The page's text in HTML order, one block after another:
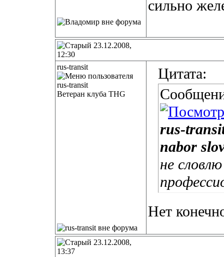
сильно
23.12.2008,
12:30
rus-transit
Ветеран клуба THG
Цитата:
rus-
nabor
не
Нет
23.12.2008,
13:37